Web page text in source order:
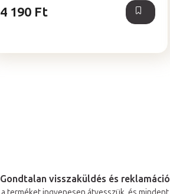
4 190 Ft
r
Gondtalan visszaküldés és reklamáció